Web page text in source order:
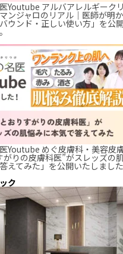
Youtube アルバアレルギーク
ンジャロのリアル｜医師が明
ウンド・正しい使い方」を公
Youtube めぐ皮膚科・美容皮
がりの皮膚科医”がスレッズの
えてみた」を公開いたしました
ク